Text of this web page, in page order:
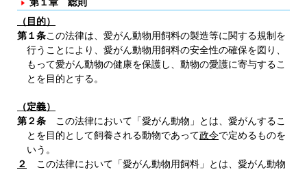
（目的）
第１条この法律は、愛がん動物用飼料の製造等に関する規制を
行うことにより、愛がん動物用飼料の安全性の確保を図り、
もって愛がん動物の健康を保護し、動物の愛護に寄与するこ
とを目的とする。
（定義）
第２条 この法律において「愛がん動物」とは、愛がんするこ
とを目的として飼養される動物であって政令で定めるものを
いう。
２
この法律において「愛がん動物用飼料」とは、愛がん動物